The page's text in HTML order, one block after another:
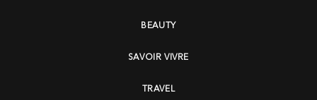
BEAUTY
SAVOIR VIVRE
TRAVEL